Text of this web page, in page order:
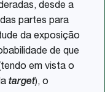
desde a
partes para
da exposição
de que
em vista o
target), o